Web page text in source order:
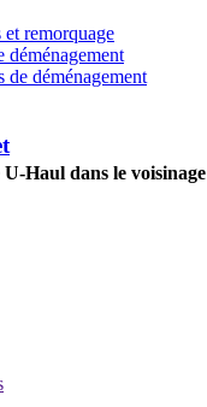
et remorquage
déménagement
de déménagement
Haul dans le voisinage